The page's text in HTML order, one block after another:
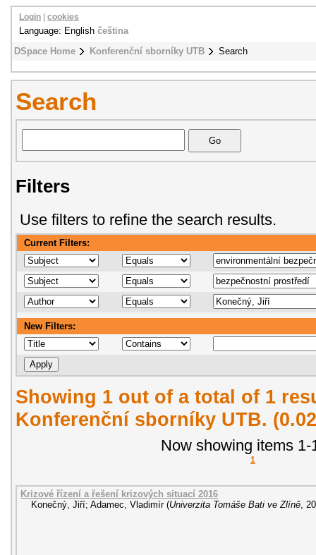
DSpace Home Konferenční sborníky UTB Search
Login cookies
Language: English čeština
Search
Filters
Use filters to refine the search results.
Current Filters:
New Filters:
Showing 1 out of a total of 1
Konferenční sborníky UTB.
Now showing items 1-
1
Krizové řízení a řešení krizových situací 2016
Konečný, Jiří; Adamec, Vladimír (Univerzita Tomáše Bati ve Zlíně,